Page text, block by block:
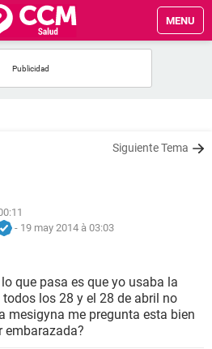
MENU
Siguiente Tema
- 19 may 2014 à 03:03
que pasa es que yo usaba la
los 28 y el 28 de abril no
mesigyna me pregunta esta bien
embarazada?